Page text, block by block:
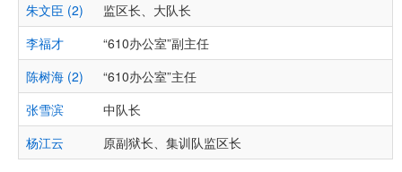
朱文臣 (2)
监区长、大队长
李福才
“610办公室”副主任
陈树海 (2)
“610办公室”主任
张雪滨
中队长
杨江云
原副狱长、集训队监区长